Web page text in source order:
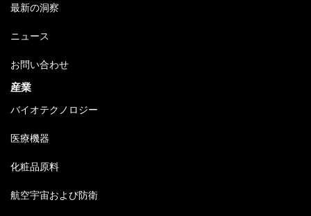
最新の洞察
ニュース
お問い合わせ
産業
バイオテクノロジー
医療機器
化粧品原料
航空宇宙および防衛